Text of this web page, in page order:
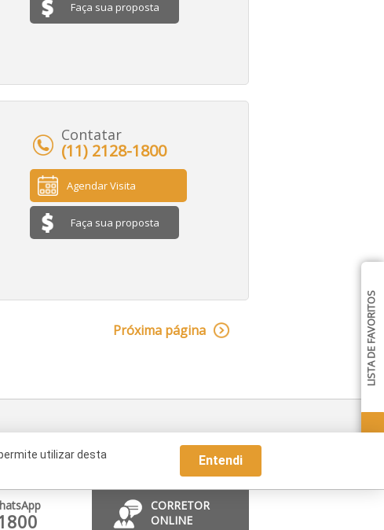
LISTA DE FAVORITOS
Faça sua proposta
Contatar
(11) 2128-1800
Agendar Visita
Faça sua proposta
Próxima página
CORRETOR
ONLINE
utilizar desta
Entendi